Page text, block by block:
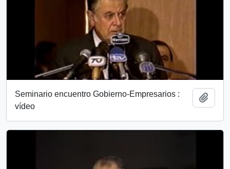
Seminario encuentro Gobierno-Empresarios :
vídeo